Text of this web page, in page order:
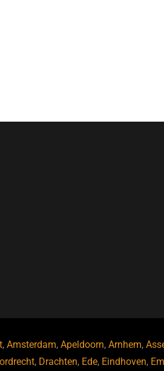
, Amsterdam, Apeldoorn, Arnhem,
, Drachten, Ede, Eindhoven,